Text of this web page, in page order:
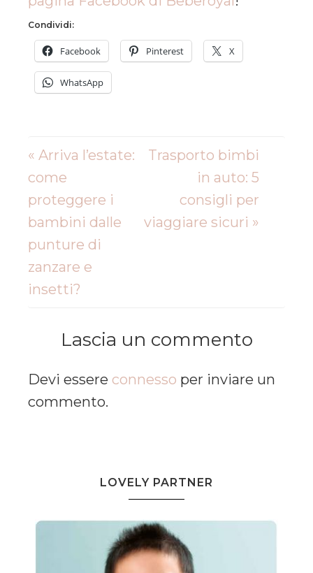
Condividi:
Facebook Pinterest X
WhatsApp
« Arriva l’estate:
come
proteggere i
bambini dalle
punture di
zanzare e
insetti?
Trasporto bimbi
in auto: 5
consigli per
viaggiare sicuri »
Lascia un commento
Devi essere connesso per inviare un
commento.
LOVELY PARTNER